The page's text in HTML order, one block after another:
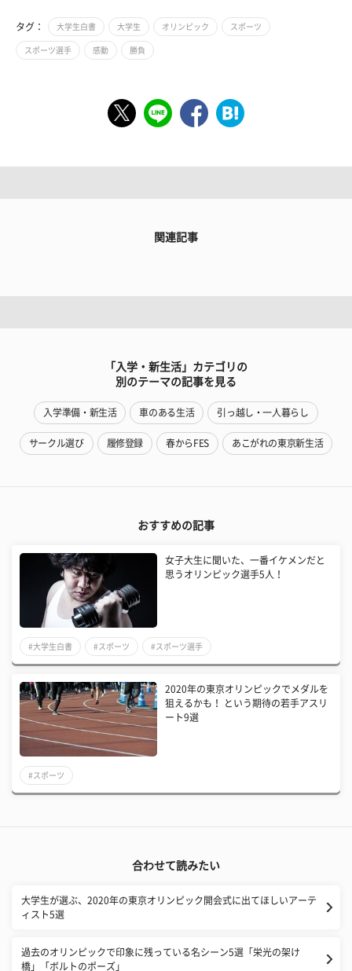
タグ： 大学生白書 大学生 オリンピック スポーツ
スポーツ選手 感動 勝負
関連記事
「入学・新生活」カテゴリの
別のテーマの記事を見る
入学準備・新生活 車のある生活 引っ越し・一人暮らし
サークル選び 履修登録 春からFES あこがれの東京新生活
おすすめの記事
女子大生に聞いた、一番イケメンだと
思うオリンピック選手5人！
#大学生白書 #スポーツ #スポーツ選手
2020年の東京オリンピックでメダルを
狙えるかも！ という期待の若手アスリ
ート9選
#スポーツ
合わせて読みたい
大学生が選ぶ、2020年の東京オリンピック開会式に出てほしいアーテ
ィスト5選
過去のオリンピックで印象に残っている名シーン5選「栄光の架け
橋」「ボルトのポーズ」